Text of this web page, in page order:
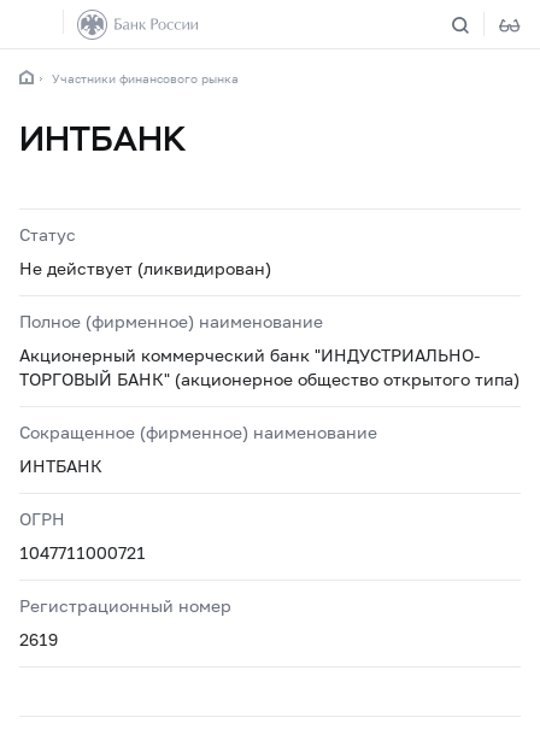
Участники финансового рынка
ИНТБАНК
Статус
Не действует (ликвидирован)
Полное (фирменное) наименование
Акционерный коммерческий банк "ИНДУСТРИАЛЬНО-
ТОРГОВЫЙ БАНК" (акционерное общество открытого типа)
Сокращенное (фирменное) наименование
ИНТБАНК
ОГРН
1047711000721
Регистрационный номер
2619